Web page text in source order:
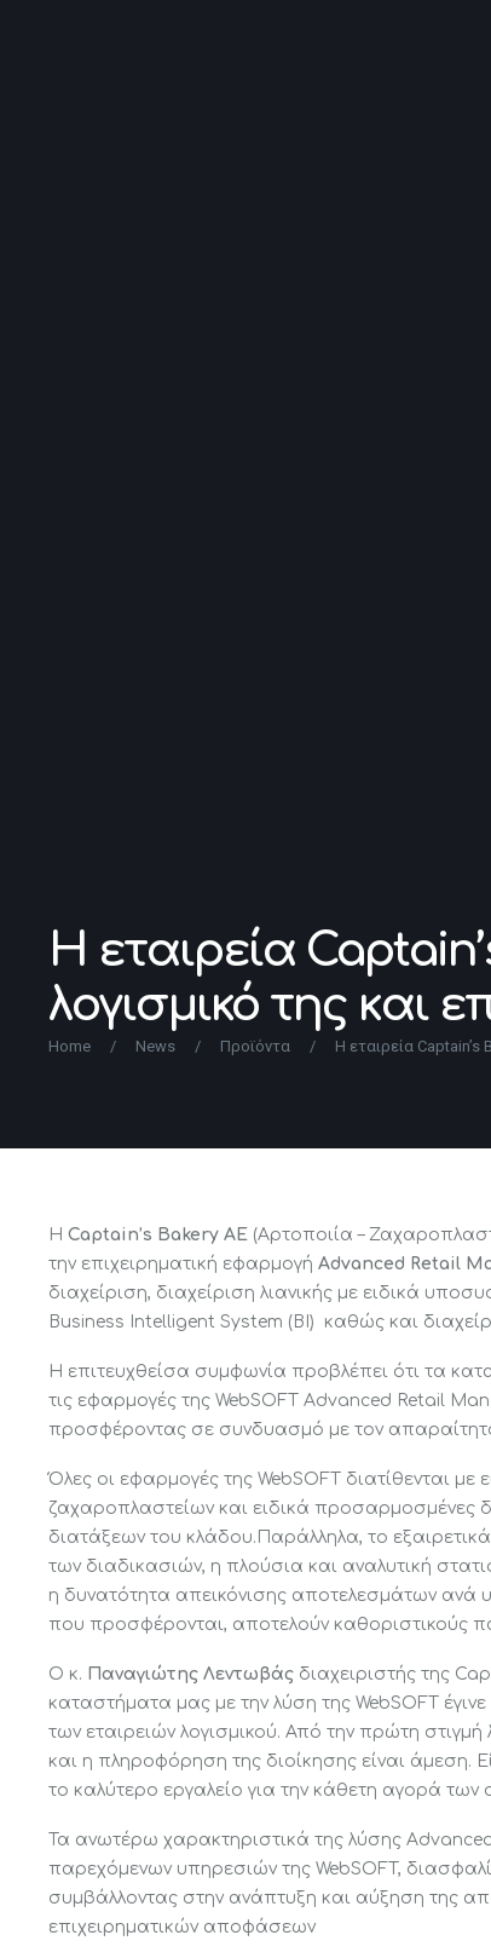
H εταιρεία
λογισμικό της και
Home / News / Προϊόντα / H εταιρεία Captain’s
H Captain’s Bakery ΑΕ (Αρτοποιία –
την επιχειρηματική εφαρμογή Advanced Retail
διαχείριση, διαχείριση λιανικής με ειδικά
Business Intelligent System (BI) καθώς και
Η επιτευχθείσα συμφωνία προβλέπει ότι τα
τις εφαρμογές της WebSOFT Advanced Retail
προσφέροντας σε συνδυασμό με τον απαραίτητο
Όλες οι εφαρμογές της WebSOFT διατίθενται
ζαχαροπλαστείων και ειδικά προσαρμοσμένες
διατάξεων του κλάδου.Παράλληλα, το
των διαδικασιών, η πλούσια και αναλυτική
η δυνατότητα απεικόνισης αποτελεσμάτων ανά
που προσφέρονται, αποτελούν καθοριστικούς
Ο κ. Παναγιώτης Λεντωβάς διαχειριστής της
καταστήματα μας με την λύση της WebSOFT
των εταιρειών λογισμικού. Από την πρώτη
και η πληροφόρηση της διοίκησης είναι άμεση.
το καλύτερο εργαλείο για την κάθετη αγορά
Τα ανωτέρω χαρακτηριστικά της λύσης
παρεχόμενων υπηρεσιών της WebSOFT,
συμβάλλοντας στην ανάπτυξη και αύξηση της
επιχειρηματικών αποφάσεων
ΛΥΣΕΙΣ ΑΝΑ ΤΟΜΕΑ
Αρτοζαχαροπλαστεία
Super markets
Οπωροπωλεία
Καταστήματα υγειονομικού
ενδιαφέροντος (Cafe &
Restaurants)
Ηλεκτρονικά είδη
Ξενοδοχεία και θέρετρα
Advanced
Advanced
ARM Cloud
ARM Cloud
Electronic
EuroCIS